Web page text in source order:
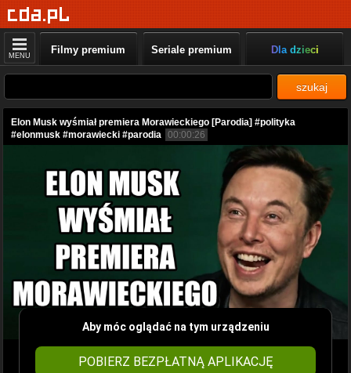
MENU Filmy premium Seriale premium Dla dzieci
szukaj
Elon Musk wyśmiał premiera Morawieckiego [Parodia] #polityka
#elonmusk #morawiecki #parodia 00:00:26
Aby móc oglądać na tym urządzeniu
POBIERZ BEZPŁATNĄ APLIKACJĘ